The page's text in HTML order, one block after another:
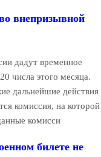
внепризывной
дадут временное
числа этого месяца.
дальнейшие действия
комиссия, на которой
комисси
билете не